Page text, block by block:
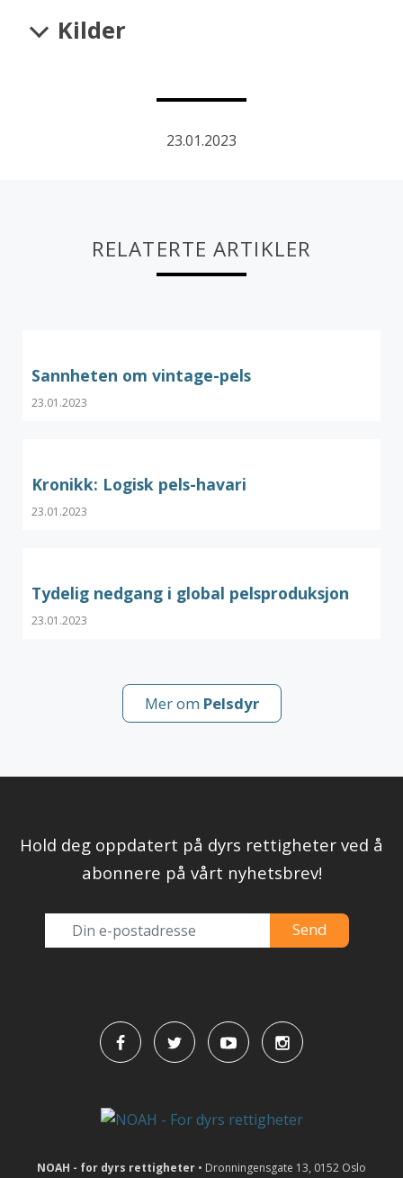
Kilder
23.01.2023
RELATERTE ARTIKLER
Sannheten om vintage-pels
23.01.2023
Kronikk: Logisk pels-havari
23.01.2023
Tydelig nedgang i global pelsproduksjon
23.01.2023
Mer om Pelsdyr
Hold deg oppdatert på dyrs rettigheter ved å
abonnere på vårt nyhetsbrev!
NOAH - for dyrs rettigheter • Dronningensgate 13, 0152 Oslo